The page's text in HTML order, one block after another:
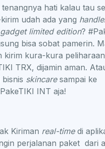
hati kalau tau
udah ada yang handle
gadget limited edition?
bisa sobat pamerin.
kirim kura-kura
TRX, dijamin aman.
skincaresampai ke
INT aja!
Kiriman real-timedi
perjalanan paket dari